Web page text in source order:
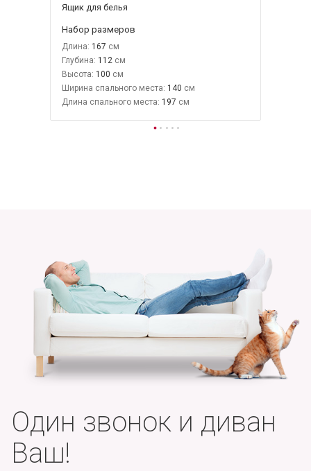
Ящик для белья
Набор размеров
Длина: 167
Глубина: 112
Высота: 100
Ширина спального места: 140
Длина спального места: 197
Один звонок и диван
Ваш!